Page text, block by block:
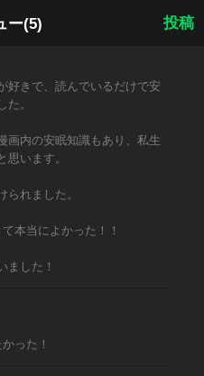
ー(5) 投稿
好きで、読んでいるだけで安
。
画内の安眠知識もあり、私生
います。
れました。
本当によかった！！
ました！
った！